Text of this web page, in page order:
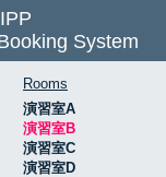
System
Rooms
演習室A
演習室B
演習室C
演習室D